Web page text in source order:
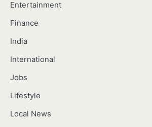
Entertainment
Finance
India
International
Jobs
Lifestyle
Local News